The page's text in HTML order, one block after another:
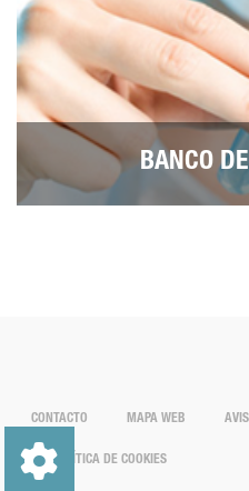
BANCO
CONTACTO MAPA WEB
POLÍTICA DE COOKIES